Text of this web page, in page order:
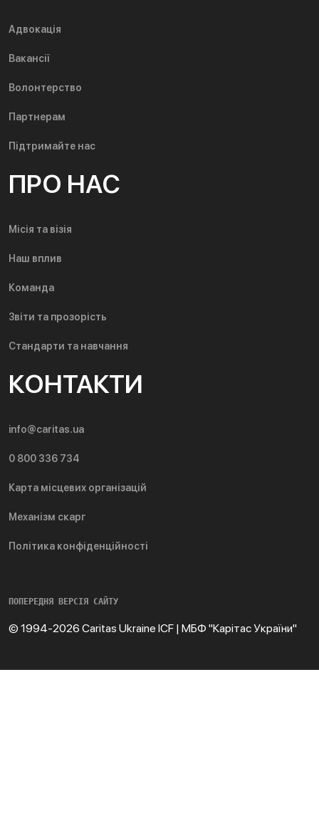
Адвокація
Вакансії
Волонтерство
Партнерам
Підтримайте нас
ПРО НАС
Місія та візія
Наш вплив
Команда
Звіти та прозорість
Стандарти та навчання
КОНТАКТИ
info@caritas.ua
0 800 336 734
Карта місцевих організацій
Механізм скарг
Політика конфіденційності
ПОПЕРЕДНЯ ВЕРСІЯ САЙТУ
© 1994-2026 Caritas Ukraine ICF | МБФ "Карітас України"